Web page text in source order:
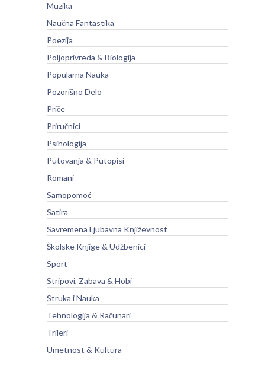
Muzika
Naučna Fantastika
Poezija
Poljoprivreda & Biologija
Popularna Nauka
Pozorišno Delo
Priče
Priručnici
Psihologija
Putovanja & Putopisi
Romani
Samopomoć
Satira
Savremena Ljubavna Književnost
Školske Knjige & Udžbenici
Sport
Stripovi, Zabava & Hobi
Struka i Nauka
Tehnologija & Računari
Trileri
Umetnost & Kultura